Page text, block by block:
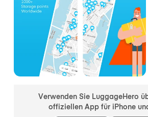
Verwenden Sie LuggageHero
offiziellen App für iPhone